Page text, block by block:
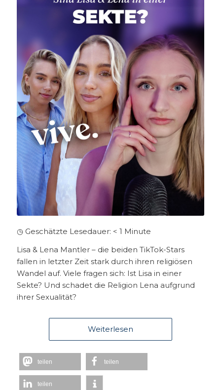
◷ Geschätzte Lesedauer: < 1 Minute
Lisa & Lena Mantler – die beiden TikTok-Stars
fallen in letzter Zeit stark durch ihren religiösen
Wandel auf. Viele fragen sich: Ist Lisa in einer
Sekte? Und schadet die Religion Lena aufgrund
ihrer Sexualität?
Weiterlesen
teilen teilen
teilen